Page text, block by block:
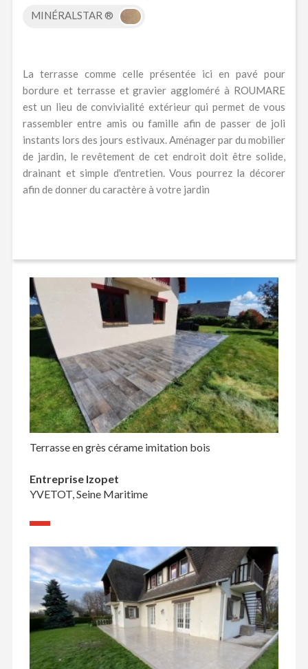
MINÉRALSTAR ®
La terrasse comme celle présentée ici en pavé pour
bordure et terrasse et gravier aggloméré à ROUMARE
est un lieu de convivialité extérieur qui permet de vous
rassembler entre amis ou famille afin de passer de joli
instants lors des jours estivaux. Aménager par du mobilier
de jardin, le revêtement de cet endroit doit être solide,
drainant et simple d'entretien. Vous pourrez la décorer
afin de donner du caractère à votre jardin
Terrasse en grès cérame imitation bois
Entreprise Izopet
YVETOT, Seine Maritime